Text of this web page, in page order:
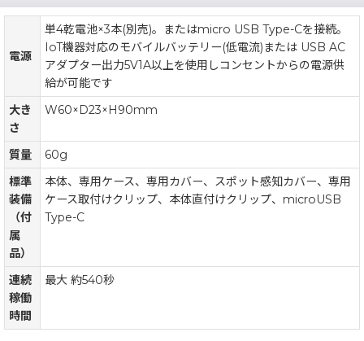
電源
単4乾電池×3本(別売)。またはmicro USB Type-Cを接続。
IoT機器対応のモバイルバッテリー(低電流)または USB AC
アダプター出力5V1A以上を使用しコンセントからの電源供
給が可能です
大き
さ
W60×D23×H90mm
質量
60g
標準
装備
（付
属
品）
本体、専用ケース、専用カバー、スポット感知カバー、専用
ケース取付けクリップ、本体直付けクリップ、microUSB
Type-C
連続
稼働
時間
最大 約540秒